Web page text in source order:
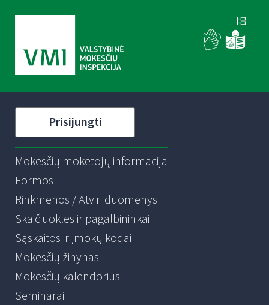
Prisijungti
Mokesčių mokėtojų informacija
Formos
Rinkmenos / Atviri duomenys
Skaičiuoklės ir pagalbininkai
Sąskaitos ir įmokų kodai
Mokesčių žinynas
Mokesčių kalendorius
Seminarai